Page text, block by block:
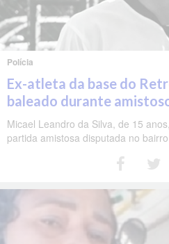
Polícia
Ex-atleta da base do
baleado durante
Micael Leandro da Silva, de 15
partida amistosa disputada no